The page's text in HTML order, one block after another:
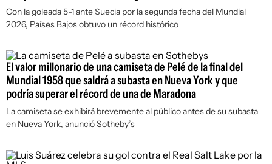
Con la goleada 5-1 ante Suecia por la segunda fecha del Mundial
2026, Países Bajos obtuvo un récord histórico
El valor millonario de una camiseta de Pelé de la final del
Mundial 1958 que saldrá a subasta en Nueva York y que
podría superar el récord de una de Maradona
La camiseta se exhibirá brevemente al público antes de su subasta
en Nueva York, anunció Sotheby’s